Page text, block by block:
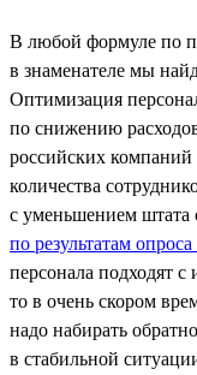
В любой формуле по
в знаменателе мы
Оптимизация
по снижению
российских компаний
количества
с уменьшением штата
по результатам
персонала подходят
то в очень скором
надо набирать
в стабильной